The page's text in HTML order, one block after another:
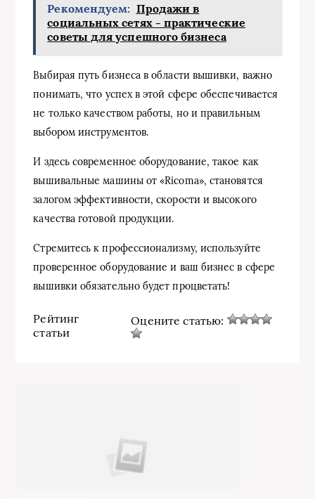
Рекомендуем: Продажи в
социальных сетях - практические
советы для успешного бизнеса
Выбирая путь бизнеса в области вышивки, важно
понимать, что успех в этой сфере обеспечивается
не только качеством работы, но и правильным
выбором инструментов.
И здесь современное оборудование, такое как
вышивальные машины от «Ricoma», становятся
залогом эффективности, скорости и высокого
качества готовой продукции.
Стремитесь к профессионализму, используйте
проверенное оборудование и ваш бизнес в сфере
вышивки обязательно будет процветать!
Рейтинг
статьи
Оцените статью: